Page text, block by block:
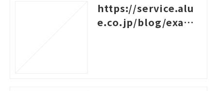
https://service.alu
e.co.jp/blog/examp